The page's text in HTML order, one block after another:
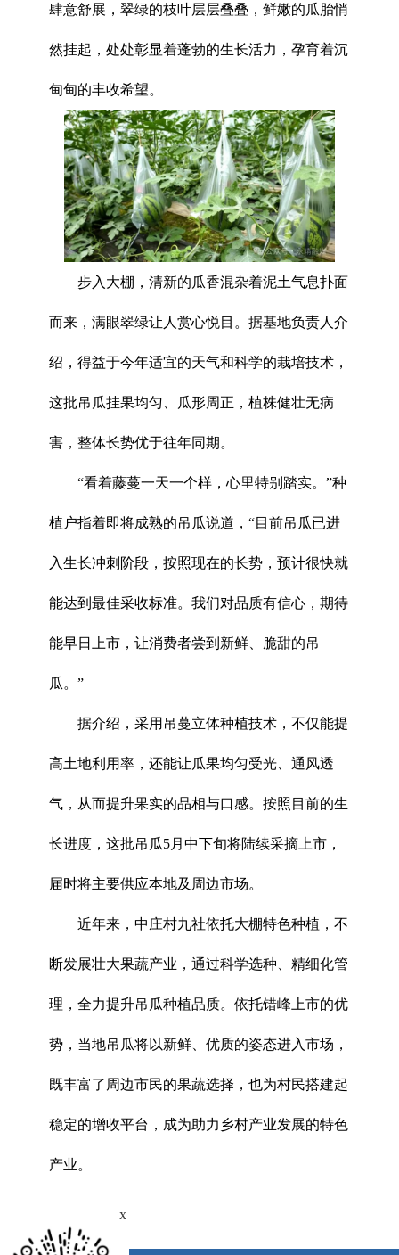
肆意舒展，翠绿的枝叶层层叠叠，鲜嫩的瓜胎悄
然挂起，处处彰显着蓬勃的生长活力，孕育着沉
甸甸的丰收希望。
步入大棚，清新的瓜香混杂着泥土气息扑面
而来，满眼翠绿让人赏心悦目。据基地负责人介
绍，得益于今年适宜的天气和科学的栽培技术，
这批吊瓜挂果均匀、瓜形周正，植株健壮无病
害，整体长势优于往年同期。
“看着藤蔓一天一个样，心里特别踏实。”种
植户指着即将成熟的吊瓜说道，“目前吊瓜已进
入生长冲刺阶段，按照现在的长势，预计很快就
能达到最佳采收标准。我们对品质有信心，期待
能早日上市，让消费者尝到新鲜、脆甜的吊
瓜。”
据介绍，采用吊蔓立体种植技术，不仅能提
高土地利用率，还能让瓜果均匀受光、通风透
气，从而提升果实的品相与口感。按照目前的生
长进度，这批吊瓜5月中下旬将陆续采摘上市，
届时将主要供应本地及周边市场。
近年来，中庄村九社依托大棚特色种植，不
断发展壮大果蔬产业，通过科学选种、精细化管
理，全力提升吊瓜种植品质。依托错峰上市的优
势，当地吊瓜将以新鲜、优质的姿态进入市场，
既丰富了周边市民的果蔬选择，也为村民搭建起
稳定的增收平台，成为助力乡村产业发展的特色
产业。
x